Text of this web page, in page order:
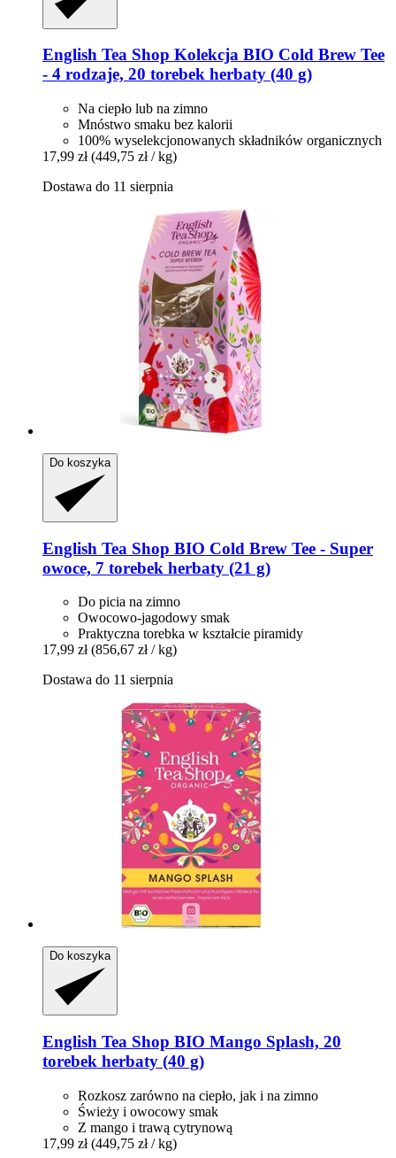
English Tea Shop Kolekcja BIO Cold Brew Tee
-​ 4 rodzaje, 20 torebek herbaty (40 g)
Na ciepło lub na zimno
Mnóstwo smaku bez kalorii
100% wyselekcjonowanych składników organicznych
17,99 zł (449,75 zł / kg)
Dostawa do 11 sierpnia
Do koszyka
English Tea Shop BIO Cold Brew Tee -​ Super
owoce, 7 torebek herbaty (21 g)
Do picia na zimno
Owocowo-jagodowy smak
Praktyczna torebka w kształcie piramidy
17,99 zł (856,67 zł / kg)
Dostawa do 11 sierpnia
Do koszyka
English Tea Shop BIO Mango Splash, 20
torebek herbaty (40 g)
Rozkosz zarówno na ciepło, jak i na zimno
Świeży i owocowy smak
Z mango i trawą cytrynową
17,99 zł (449,75 zł / kg)